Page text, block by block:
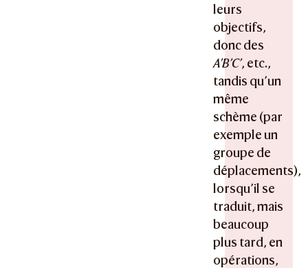
leurs
objectifs,
donc des
A’B’C’, etc.,
tandis qu’un
même
schème (par
exemple un
groupe de
déplacements),
lorsqu’il se
traduit, mais
beaucoup
plus tard, en
opérations,